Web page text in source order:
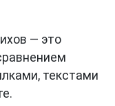
— это
текстами